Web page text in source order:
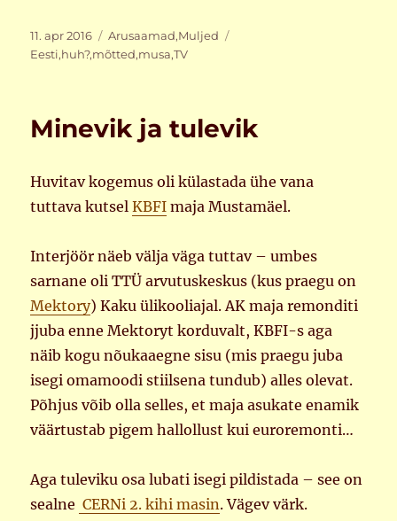
Postitatud
11. apr 2016 Rubriigid
Arusaamad,Muljed
Eesti,huh?,mõtted,musa,TV
Minevik ja tulevik
Huvitav kogemus oli külastada ühe vana
tuttava kutselKBFI maja Mustamäel.
Interjöör näeb välja väga tuttav – umbes
sarnane oli TTÜ arvutuskeskus (kus praegu on
Mektory) Kaku ülikooliajal. AK maja remonditi
jjuba enne Mektoryt korduvalt, KBFI-s aga
näib kogu nõukaaegne sisu (mis praegu juba
isegi omamoodi stiilsena tundub) alles olevat.
Põhjus võib olla selles, et maja asukate enamik
väärtustab pigem hallollust kui euroremonti…
Aga tuleviku osa lubati isegi pildistada – see on
sealne CERNi 2. kihi masin. Vägev värk.